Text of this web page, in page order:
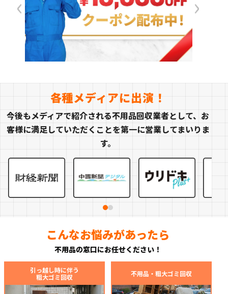
各種メディアに出演！
今後もメディアで紹介される不用品回収業者として、お
客様に満足していただくことを第一に営業してまいりま
す。
こんなお悩みがあったら
不用品の窓口にお任せください！
引っ越し時に伴う
粗大ゴミ回収
不用品・粗大ゴミ回収